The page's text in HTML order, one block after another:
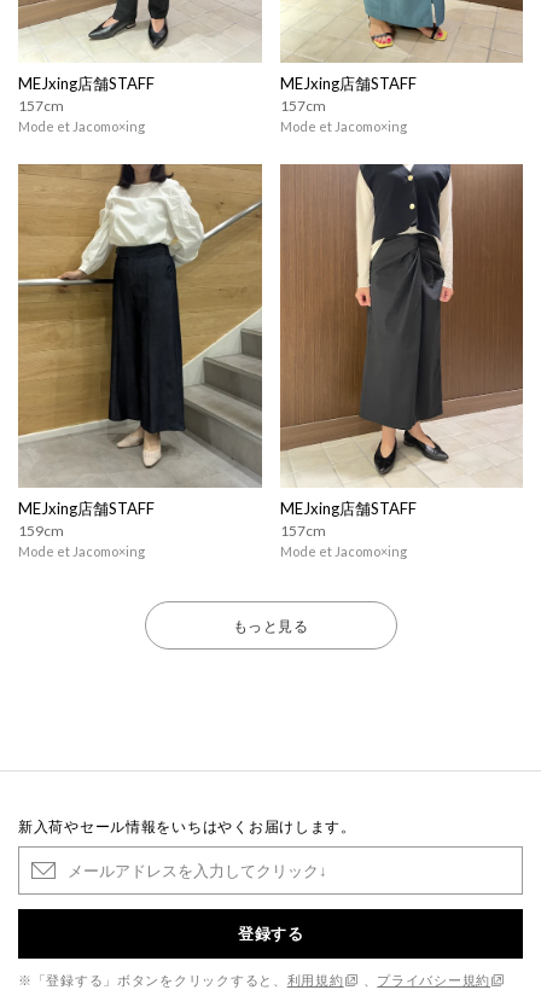
MEJxing店舗STAFF
157cm
Mode et Jacomo×ing
MEJxing店舗STAFF
157cm
Mode et Jacomo×ing
MEJxing店舗STAFF
159cm
Mode et Jacomo×ing
MEJxing店舗STAFF
157cm
Mode et Jacomo×ing
もっと見る
新入荷やセール情報をいちはやくお届けします。
登録する
※「登録する」ボタンをクリックすると、 利用規約
プライバシー規約